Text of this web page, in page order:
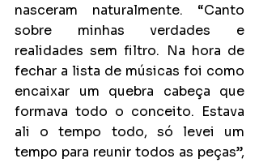
nasceram naturalmente. “Canto
sobre minhas verdades e
realidades sem filtro. Na hora de
fechar a lista de músicas foi como
encaixar um quebra cabeça que
formava todo o conceito. Estava
ali o tempo todo, só levei um
tempo para reunir todos as peças”,